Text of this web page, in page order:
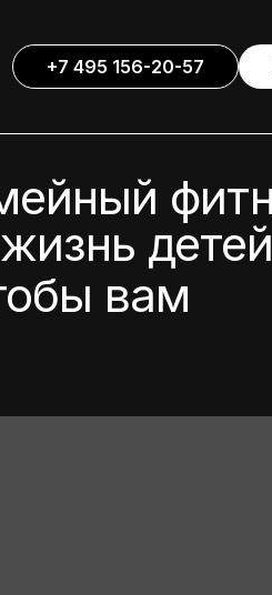
+7 495 156-20-57
детей
вам